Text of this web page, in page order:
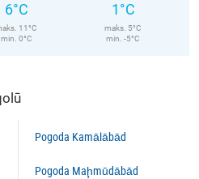
6°C
11°C
min. 0°C
1°C
maks. 5°C
min. -5°C
Pogoda Kamālābād
Pogoda Maḩmūdābād